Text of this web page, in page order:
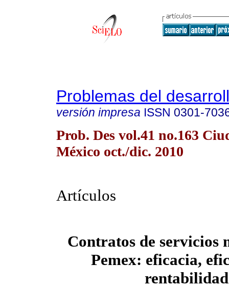
Problemas del
versión impresa ISSN 0301-
Prob. Des vol.41 no.163
México oct./dic. 2010
Artículos
Contratos de servicios
Pemex: eficacia,
rentabilidad